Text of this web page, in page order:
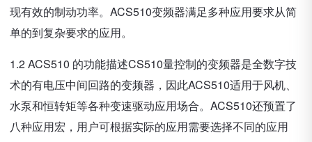
现有效的制动功率。ACS510变频器满足多种应用要求从简
单的到复杂要求的应用。
1.2 ACS510 的功能描述CS510量控制的变频器是全数字技
术的有电压中间回路的变频器，因此ACS510适用于风机、
水泵和恒转矩等各种变速驱动应用场合。ACS510还预置了
八种应用宏，用户可根据实际的应用需要选择不同的应用